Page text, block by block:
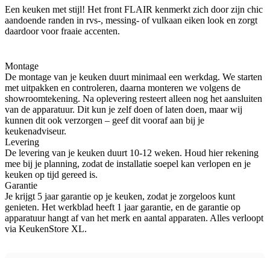
Een keuken met stijl! Het front FLAIR kenmerkt zich door zijn chic
aandoende randen in rvs-, messing- of vulkaan eiken look en zorgt
daardoor voor fraaie accenten.
Montage
De montage van je keuken duurt minimaal een werkdag. We starten
met uitpakken en controleren, daarna monteren we volgens de
showroomtekening. Na oplevering resteert alleen nog het aansluiten
van de apparatuur. Dit kun je zelf doen of laten doen, maar wij
kunnen dit ook verzorgen – geef dit vooraf aan bij je
keukenadviseur.
Levering
De levering van je keuken duurt 10-12 weken. Houd hier rekening
mee bij je planning, zodat de installatie soepel kan verlopen en je
keuken op tijd gereed is.
Garantie
Je krijgt 5 jaar garantie op je keuken, zodat je zorgeloos kunt
genieten. Het werkblad heeft 1 jaar garantie, en de garantie op
apparatuur hangt af van het merk en aantal apparaten. Alles verloopt
via KeukenStore XL.